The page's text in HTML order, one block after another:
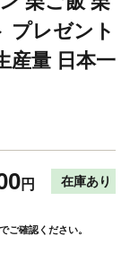
プレゼント
産量 日本一
円 在庫あり
でご確認ください。